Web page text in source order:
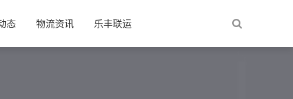
态 物流资讯 乐丰联运